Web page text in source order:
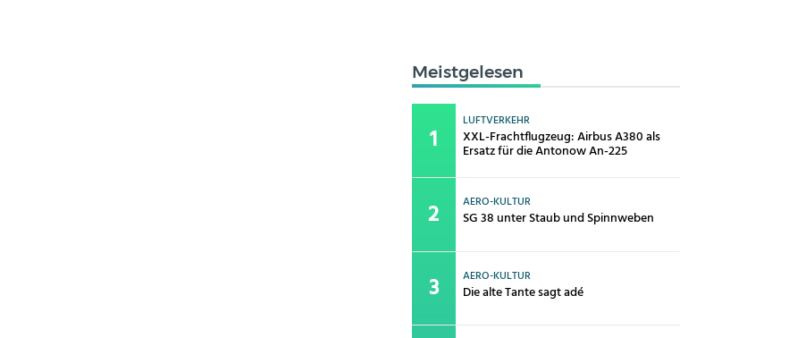
Meistgelesen
LUFTVERKEHR
XXL-Frachtflugzeug: Airbus A380 als
Ersatz für die Antonow An-225
AERO-KULTUR
SG 38 unter Staub und Spinnweben
AERO-KULTUR
Die alte Tante sagt adé